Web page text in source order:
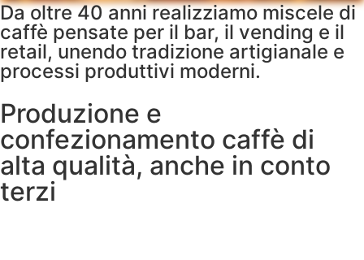
Da oltre 40 anni realizziamo miscele di
caffè pensate per il bar, il vending e il
retail, unendo tradizione artigianale e
processi produttivi moderni.
Produzione e
confezionamento caffè di
alta qualità, anche in conto
terzi